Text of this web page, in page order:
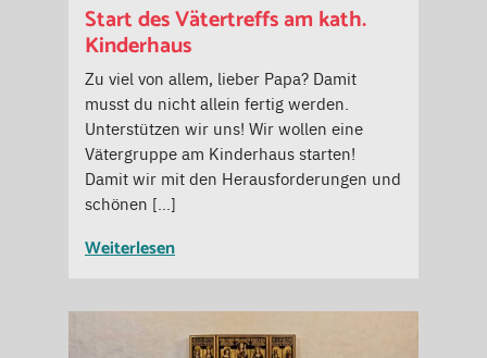
Start des Vätertreffs am kath.
Kinderhaus
Zu viel von allem, lieber Papa? Damit
musst du nicht allein fertig werden.
Unterstützen wir uns! Wir wollen eine
Vätergruppe am Kinderhaus starten!
Damit wir mit den Herausforderungen und
schönen […]
Weiterlesen